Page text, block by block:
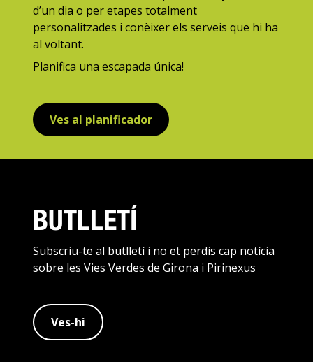
d’un dia o per etapes totalment
personalitzades i conèixer els serveis que hi ha
al voltant.
Planifica una escapada única!
Ves al planificador
BUTLLETÍ
Subscriu-te al butlletí i no et perdis cap notícia
sobre les Vies Verdes de Girona i Pirinexus
Ves-hi